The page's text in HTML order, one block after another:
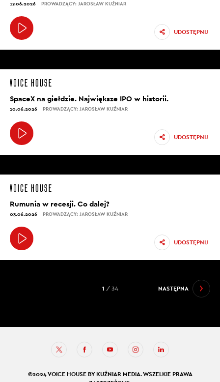
17.06.2026 PROWADZĄCY: JAROSŁAW KUŹNIAR
UDOSTĘPNIJ
SpaceX na giełdzie. Największe IPO w historii.
10.06.2026 PROWADZĄCY: JAROSŁAW KUŹNIAR
UDOSTĘPNIJ
Rumunia w recesji. Co dalej?
03.06.2026 PROWADZĄCY: JAROSŁAW KUŹNIAR
UDOSTĘPNIJ
NASTĘPNA
1 / 34
©2024 VOICE HOUSE BY KUŹNIAR MEDIA. WSZELKIE PRAWA